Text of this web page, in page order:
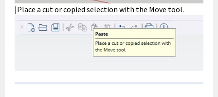
|Place a cut or copied selection with the Move tool.